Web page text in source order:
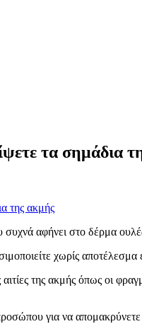
τα σημάδια
αφήνει στο δέρμα
χωρίς
της ακμής όπως οι
για να